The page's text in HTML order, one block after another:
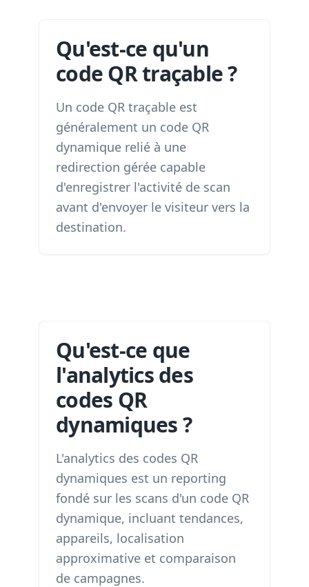
Qu'est-ce qu'un
code QR traçable ?
Un code QR traçable est
généralement un code QR
dynamique relié à une
redirection gérée capable
d'enregistrer l'activité de scan
avant d'envoyer le visiteur vers la
destination.
Qu'est-ce que
l'analytics des
codes QR
dynamiques ?
L'analytics des codes QR
dynamiques est un reporting
fondé sur les scans d'un code QR
dynamique, incluant tendances,
appareils, localisation
approximative et comparaison
de campagnes.